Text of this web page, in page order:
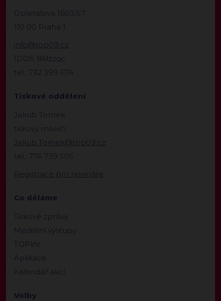
Opletalova 1603/57
110 00 Praha 1
info@top09.cz
IDDS: 86ttzqc
tel.: 732 399 674
Tiskové oddělení
Jakub Tomek
tiskový mluvčí
Jakub.Tomek@top09.cz
tel.: 776 739 505
Registrace pro novináře
Co děláme
Tiskové zprávy
Mediální výstupy
TOPlife
Aplikace
Kalendář akcí
Volby